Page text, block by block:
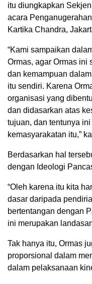
itu diungkapkan
acara
Kartika Chandra,
“Kami sampaikan
Ormas, agar Ormas ini
dan kemampuan
itu sendiri. Karena
organisasi yang
dan didasarkan atas
tujuan, dan tentunya
kemasyarakatan itu,”
Berdasarkan hal
dengan Ideologi
“Oleh karena itu kita
dasar daripada
bertentangan dengan
ini merupakan
Tak hanya itu, Ormas
proporsional dalam
dalam pelaksanaan